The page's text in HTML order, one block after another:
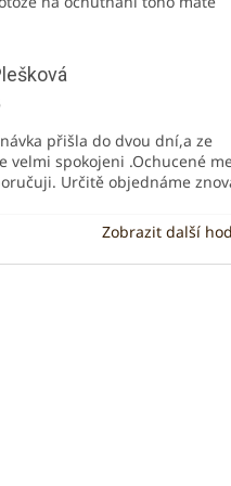
obchodu je 5 z 5 hvězdiček.
přišla do dvou dní,a ze
velmi spokojeni .Ochucené
Určitě objednáme
Zobrazit další